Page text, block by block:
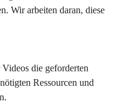
Wir arbeiten daran, diese
die geforderten
Ressourcen und